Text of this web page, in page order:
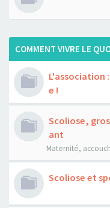
COMMENT VIVRE LE
L'association
e !
Scoliose,
ant
Maternité,
Scoliose et